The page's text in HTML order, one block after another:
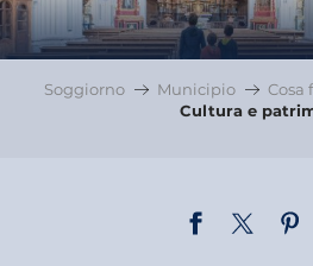
Soggiorno Municipio
Cosa
Cultura e